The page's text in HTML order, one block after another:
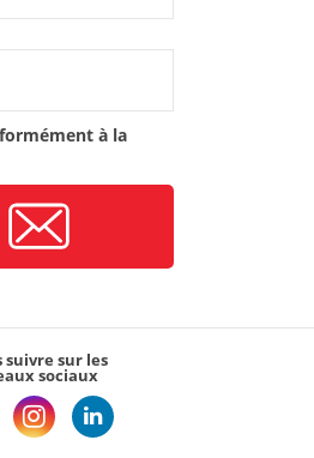
à la
suivre sur les
sociaux